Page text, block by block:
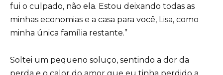
fui o culpado, não ela. Estou deixando todas as
minhas economias e a casa para você, Lisa, como
minha única família restante.”
Soltei um pequeno soluço, sentindo a dor da
perda e o calor do amor que eu tinha perdido a